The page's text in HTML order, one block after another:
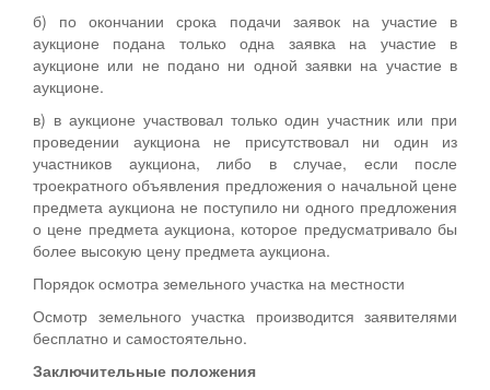
б) по окончании срока подачи заявок на участие в
аукционе подана только одна заявка на участие в
аукционе или не подано ни одной заявки на участие в
аукционе.
в) в аукционе участвовал только один участник или при
проведении аукциона не присутствовал ни один из
участников аукциона, либо в случае, если после
троекратного объявления предложения о начальной цене
предмета аукциона не поступило ни одного предложения
о цене предмета аукциона, которое предусматривало бы
более высокую цену предмета аукциона.
Порядок осмотра земельного участка на местности
Осмотр земельного участка производится заявителями
бесплатно и самостоятельно.
Заключительные положения